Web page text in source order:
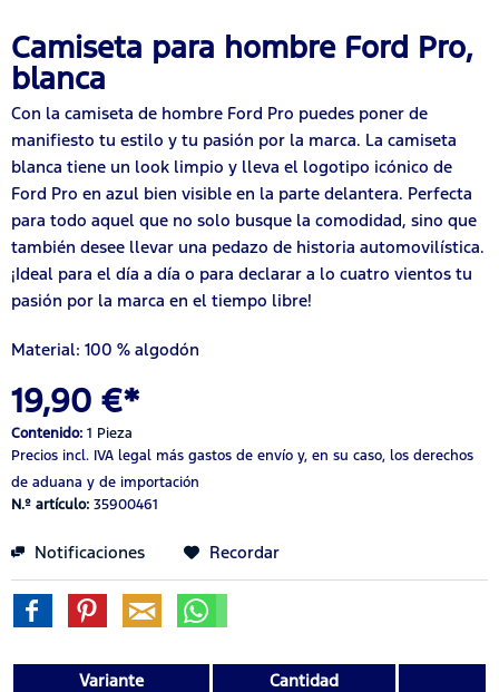
Camiseta para hombre Ford Pro,
blanca
Con la camiseta de hombre Ford Pro puedes poner de
manifiesto tu estilo y tu pasión por la marca. La camiseta
blanca tiene un look limpio y lleva el logotipo icónico de
Ford Pro en azul bien visible en la parte delantera. Perfecta
para todo aquel que no solo busque la comodidad, sino que
también desee llevar una pedazo de historia automovilística.
¡Ideal para el día a día o para declarar a lo cuatro vientos tu
pasión por la marca en el tiempo libre!
Material: 100 % algodón
19,90 €*
Contenido: 1 Pieza
Precios incl. IVA legal más gastos de envío y, en su caso, los derechos
de aduana y de importación
N.º artículo: 35900461
Notificaciones Recordar
Variante
Cantidad